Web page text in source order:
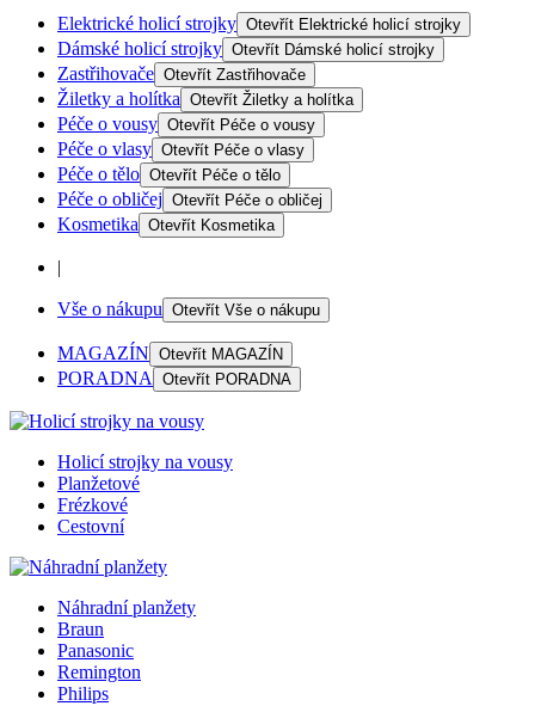
Elektrické holicí strojky Otevřít Elektrické holicí strojky
Dámské holicí strojky Otevřít Dámské holicí strojky
Zastřihovače Otevřít Zastřihovače
Žiletky a holítka Otevřít Žiletky a holítka
Péče o vousy Otevřít Péče o vousy
Péče o vlasy Otevřít Péče o vlasy
Péče o tělo Otevřít Péče o tělo
Péče o obličej Otevřít Péče o obličej
Kosmetika Otevřít Kosmetika
|
Vše o nákupu Otevřít Vše o nákupu
MAGAZÍN Otevřít MAGAZÍN
PORADNA Otevřít PORADNA
Holicí strojky na vousy
Planžetové
Frézkové
Cestovní
Náhradní planžety
Braun
Panasonic
Remington
Philips